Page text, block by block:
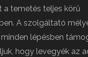
a temetés teljes körű
A szolgáltató
lépésben
hogy levegyék az